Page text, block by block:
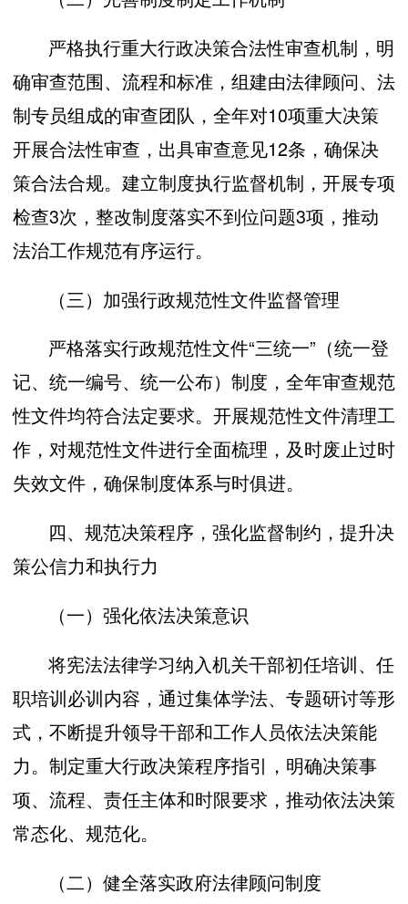
严格执行重大行政决策合法性审查机制，明
确审查范围、流程和标准，组建由法律顾问、法
制专员组成的审查团队，全年对10项重大决策
开展合法性审查，出具审查意见12条，确保决
策合法合规。建立制度执行监督机制，开展专项
检查3次，整改制度落实不到位问题3项，推动
法治工作规范有序运行。
（三）加强行政规范性文件监督管理
严格落实行政规范性文件“三统一”（统一登
记、统一编号、统一公布）制度，全年审查规范
性文件均符合法定要求。开展规范性文件清理工
作，对规范性文件进行全面梳理，及时废止过时
失效文件，确保制度体系与时俱进。
四、规范决策程序，强化监督制约，提升决
策公信力和执行力
（一）强化依法决策意识
将宪法法律学习纳入机关干部初任培训、任
职培训必训内容，通过集体学法、专题研讨等形
式，不断提升领导干部和工作人员依法决策能
力。制定重大行政决策程序指引，明确决策事
项、流程、责任主体和时限要求，推动依法决策
常态化、规范化。
（二）健全落实政府法律顾问制度